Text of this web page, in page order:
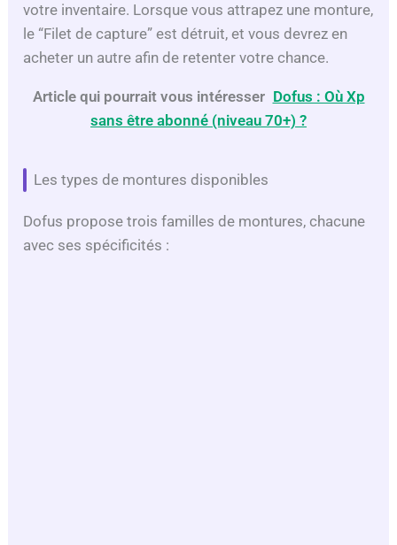
votre inventaire. Lorsque vous attrapez une monture,
le “Filet de capture” est détruit, et vous devrez en
acheter un autre afin de retenter votre chance.
Article qui pourrait vous intéresser Dofus : Où Xp
sans être abonné (niveau 70+) ?
Les types de montures disponibles
Dofus propose trois familles de montures, chacune
avec ses spécificités :